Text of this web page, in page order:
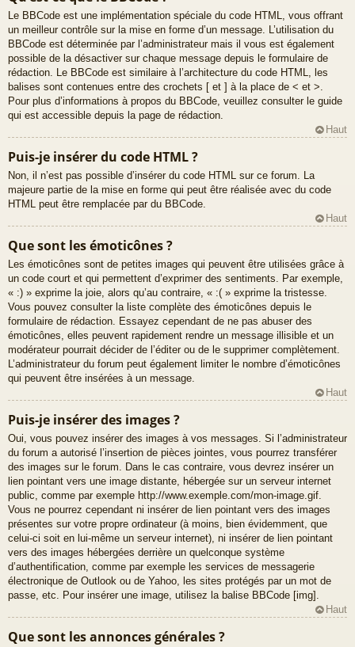
Le BBCode est une implémentation spéciale du code HTML, vous offrant
un meilleur contrôle sur la mise en forme d’un message. L’utilisation du
BBCode est déterminée par l’administrateur mais il vous est également
possible de la désactiver sur chaque message depuis le formulaire de
rédaction. Le BBCode est similaire à l’architecture du code HTML, les
balises sont contenues entre des crochets [ et ] à la place de < et >.
Pour plus d’informations à propos du BBCode, veuillez consulter le guide
qui est accessible depuis la page de rédaction.
Haut
Puis-je insérer du code HTML ?
Non, il n’est pas possible d’insérer du code HTML sur ce forum. La
majeure partie de la mise en forme qui peut être réalisée avec du code
HTML peut être remplacée par du BBCode.
Haut
Que sont les émoticônes ?
Les émoticônes sont de petites images qui peuvent être utilisées grâce à
un code court et qui permettent d’exprimer des sentiments. Par exemple,
« :) » exprime la joie, alors qu’au contraire, « :( » exprime la tristesse.
Vous pouvez consulter la liste complète des émoticônes depuis le
formulaire de rédaction. Essayez cependant de ne pas abuser des
émoticônes, elles peuvent rapidement rendre un message illisible et un
modérateur pourrait décider de l’éditer ou de le supprimer complètement.
L’administrateur du forum peut également limiter le nombre d’émoticônes
qui peuvent être insérées à un message.
Haut
Puis-je insérer des images ?
Oui, vous pouvez insérer des images à vos messages. Si l’administrateur
du forum a autorisé l’insertion de pièces jointes, vous pourrez transférer
des images sur le forum. Dans le cas contraire, vous devrez insérer un
lien pointant vers une image distante, hébergée sur un serveur internet
public, comme par exemple http://www.exemple.com/mon-image.gif.
Vous ne pourrez cependant ni insérer de lien pointant vers des images
présentes sur votre propre ordinateur (à moins, bien évidemment, que
celui-ci soit en lui-même un serveur internet), ni insérer de lien pointant
vers des images hébergées derrière un quelconque système
d’authentification, comme par exemple les services de messagerie
électronique de Outlook ou de Yahoo, les sites protégés par un mot de
passe, etc. Pour insérer une image, utilisez la balise BBCode [img].
Haut
Que sont les annonces générales ?